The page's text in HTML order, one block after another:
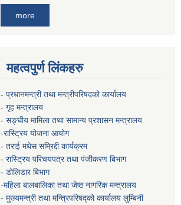
more
महत्वपुर्ण लिंकहरु
- प्रधानमन्त्री तथा मन्त्रीपरिषदको कार्यालय
- गृह मन्त्रालय
- सङ्घीय मामिला तथा सामान्य प्रशासन मन्त्रालय
-रास्ट्रिय योजना आयोग
- तराई मधेस सम्रिद्दी कार्यक्रम
- रास्ट्रिय परिचयपत्र तथा पंजीकरण बिभाग
- डोलिडार बिभाग
-महिला बालबालिका तथा जेष्ठ नागरिक मन्त्रालय
- मुख्यमन्त्री तथा मन्त्रिपरिषद्को कार्यालय लुम्बिनी